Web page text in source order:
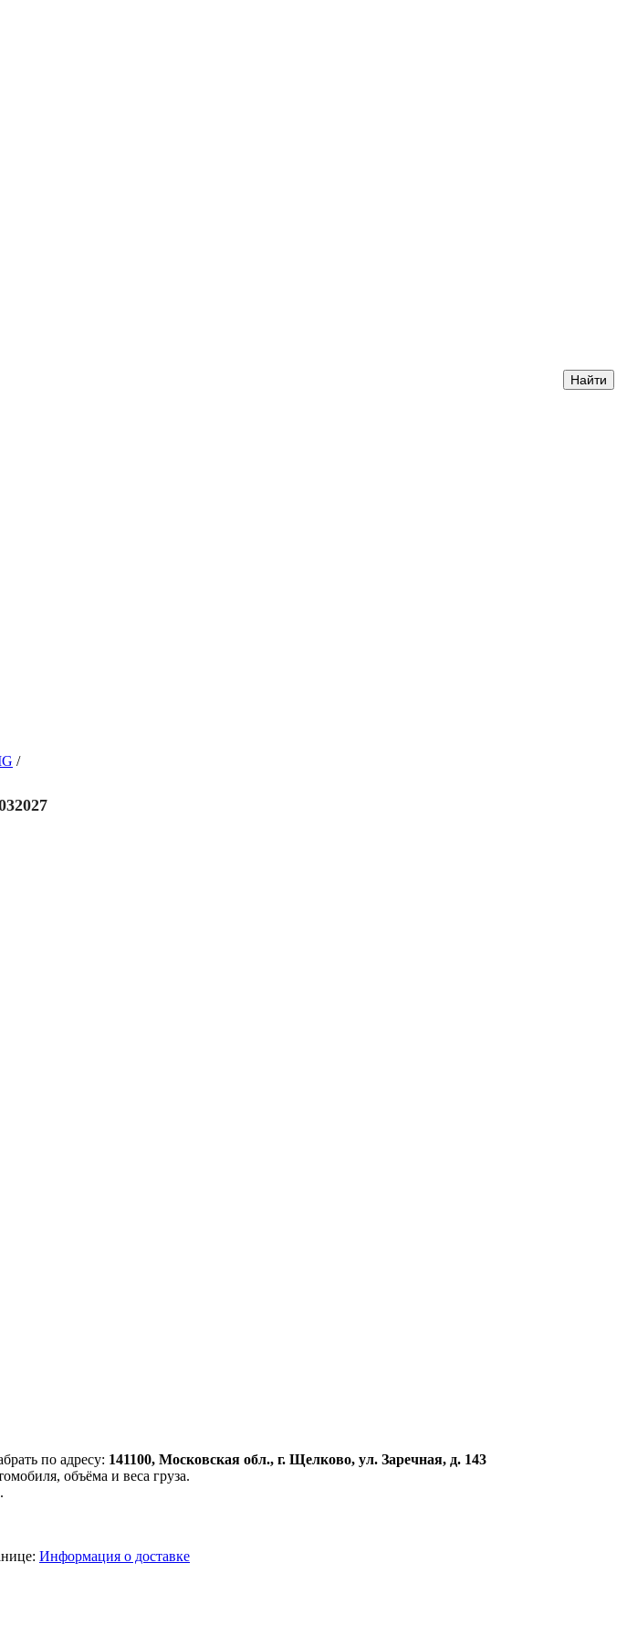
/
по адресу: 141100, Московская обл., г. Щелково, ул. Заречная, д. 143
объёма и веса груза.
Информация о доставке